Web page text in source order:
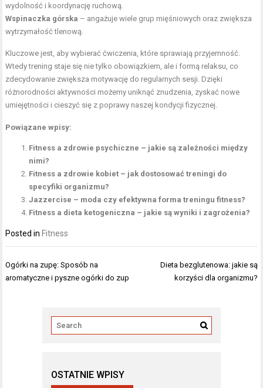
wydolność i koordynację ruchową.
Wspinaczka górska – angażuje wiele grup mięśniowych oraz zwiększa
wytrzymałość tlenową.
Kluczowe jest, aby wybierać ćwiczenia, które sprawiają przyjemność.
Wtedy trening staje się nie tylko obowiązkiem, ale i formą relaksu, co
zdecydowanie zwiększa motywację do regularnych sesji. Dzięki
różnorodności aktywności możemy uniknąć znudzenia, zyskać nowe
umiejętności i cieszyć się z poprawy naszej kondycji fizycznej.
Powiązane wpisy:
Fitness a zdrowie psychiczne – jakie są zależności między
nimi?
Fitness a zdrowie kobiet – jak dostosować treningi do
specyfiki organizmu?
Jazzercise – moda czy efektywna forma treningu fitness?
Fitness a dieta ketogeniczna – jakie są wyniki i zagrożenia?
Posted in Fitness
Nawigacja
wpisu
Ogórki na zupę: Sposób na
aromatyczne i pyszne ogórki do zup
Dieta bezglutenowa: jakie są
korzyści dla organizmu?
OSTATNIE WPISY